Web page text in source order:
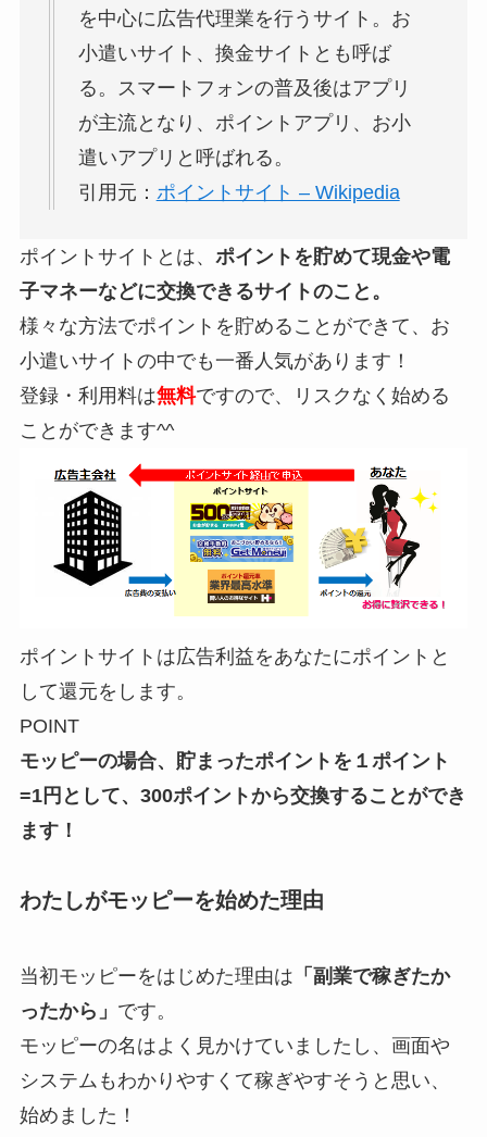
を中心に広告代理業を行うサイト。お
小遣いサイト、換金サイトとも呼ば
る。スマートフォンの普及後はアプリ
が主流となり、ポイントアプリ、お小
遣いアプリと呼ばれる。
引用元： ポイントサイト – Wikipedia
ポイントサイトとは、 ポイントを貯めて現金や電
子マネーなどに交換できるサイトのこと。
様々な方法でポイントを貯めることができて、お
小遣いサイトの中でも一番人気があります！
登録・利用料は無料ですので、リスクなく始める
ことができます^^
ポイントサイトは広告利益をあなたにポイントと
して還元をします。
POINT
モッピーの場合、貯まったポイントを１ポイント
=1円として、300ポイントから交換することができ
ます！
わたしがモッピーを始めた理由
当初モッピーをはじめた理由は 「副業で稼ぎたか
ったから」 です。
モッピーの名はよく見かけていましたし、画面や
システムもわかりやすくて稼ぎやすそうと思い、
始めました！